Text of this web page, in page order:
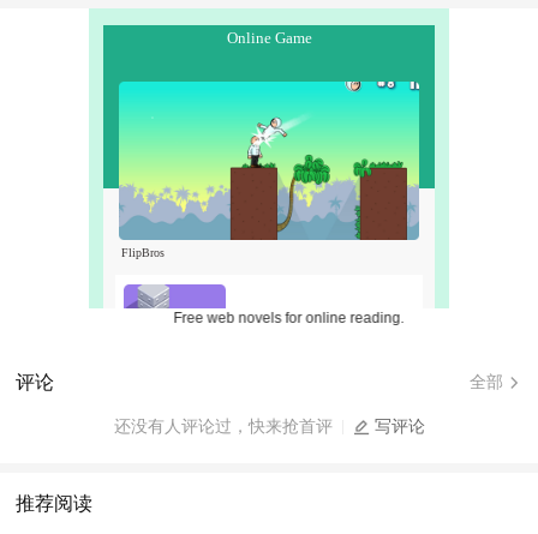
Free web novels for online reading.
评论 全部
还没有人评论过，快来抢首评 写评论
推荐阅读